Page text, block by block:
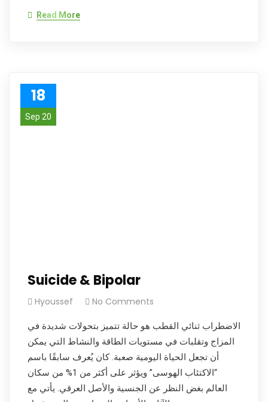
Read More
18
Sep 20
Suicide & Bipolar
Hyoussef No Comments
الاضطراب ثنائي القطب هو حالة تتميز بتحولات شديدة في
المزاج وتقلبات في مستويات الطاقة والنشاط التي يمكن
أن تجعل الحياة اليومية صعبة. كان يُعرف سابقًا باسم
“الاكتئاب الهوسى” ويؤثر على أكثر من 1% من سكان
العالم بغض النظر عن الجنسية والأصل العرقي. يأتي مع